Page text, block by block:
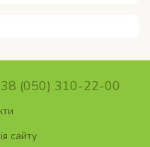
(050) 310-22-00
сайту